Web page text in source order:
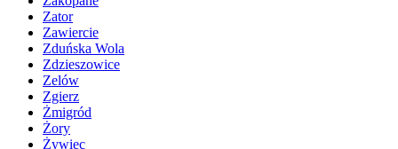
Zator
Zawiercie
Zduńska Wola
Zdzieszowice
Zelów
Zgierz
Żmigród
Żory
Żywiec